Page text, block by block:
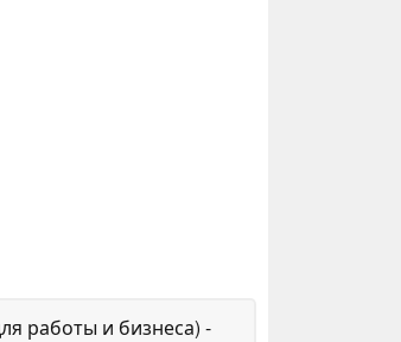
работы и бизнеса) -